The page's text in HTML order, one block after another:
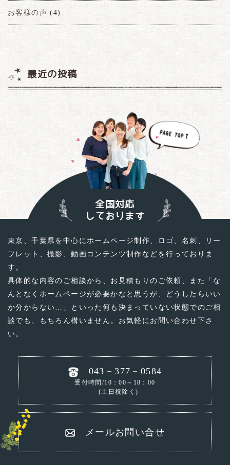
お客様の声 (4)
最近の投稿
全国対応
しております
東京、千葉県を中心にホームページ制作、ロゴ、名刺、リー
フレット、撮影、動画コンテンツ制作などを行っておりま
す。
具体的な内容のご相談から、お見積もりのご依頼、
また「な
んとなくホームページが必要かなと思うが、どうしたらいい
か分からない…」といった 何も決まっていない状態でのご相
談でも、もちろん構いません。お気軽にお問い合わせ下さ
い。
043－377－0584
受付時間/10：00～18：00
(土日祝除く)
メールお問い合せ